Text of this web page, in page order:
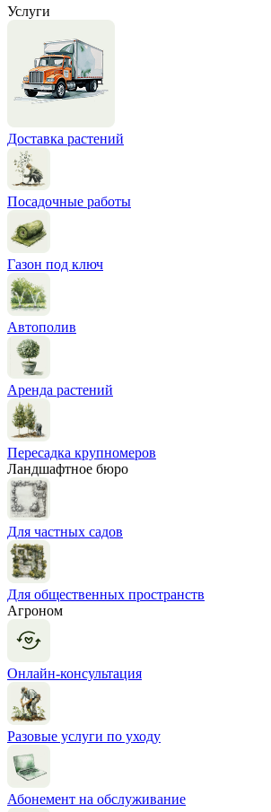
Услуги
Доставка растений
Посадочные работы
Газон под ключ
Автополив
Аренда растений
Пересадка крупномеров
Ландшафтное бюро
Для частных садов
Для общественных пространств
Агроном
Онлайн-консультация
Разовые услуги по уходу
Абонемент на обслуживание